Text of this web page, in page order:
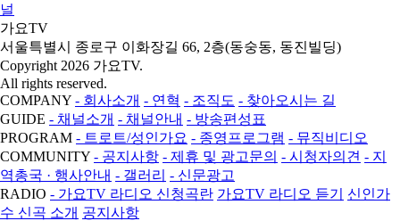
널
가요TV
서울특별시 종로구 이화장길 66, 2층(동숭동, 동진빌딩)
Copyright 2026 가요TV.
All rights reserved.
COMPANY - 회사소개 - 연혁 - 조직도 - 찾아오시는 길
GUIDE - 채널소개 - 채널안내 - 방송편성표
PROGRAM - 트로트/성인가요 - 종영프로그램 - 뮤직비디오
COMMUNITY - 공지사항 - 제휴 및 광고문의 - 시청자의견 - 지
역총국 · 행사안내 - 갤러리 - 신문광고
RADIO - 가요TV 라디오 신청곡란 가요TV 라디오 듣기
신인가
수 신곡 소개 공지사항